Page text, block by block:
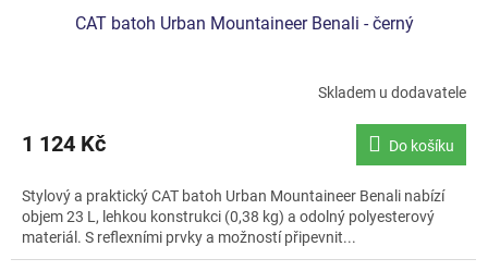
CAT batoh Urban Mountaineer Benali - černý
Skladem u dodavatele
1 124 Kč Do košíku
Stylový a praktický CAT batoh Urban Mountaineer Benali nabízí
objem 23 L, lehkou konstrukci (0,38 kg) a odolný polyesterový
materiál. S reflexními prvky a možností připevnit...